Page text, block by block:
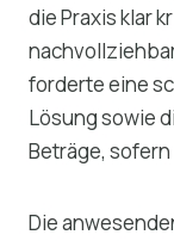
die Praxis klar
forderte eine
Lösung sowie
Beträge,
Die